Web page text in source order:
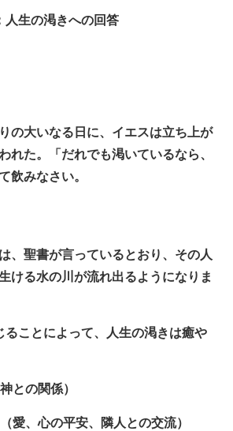
人生の渇きへの回答
の大いなる日に、イエスは立ち上が
れた。「だれでも渇いているなら、
飲みなさい。
、聖書が言っているとおり、その人
ける水の川が流れ出るようになりま
ることによって、人生の渇きは癒や
の関係）
、心の平安、隣人との交流）